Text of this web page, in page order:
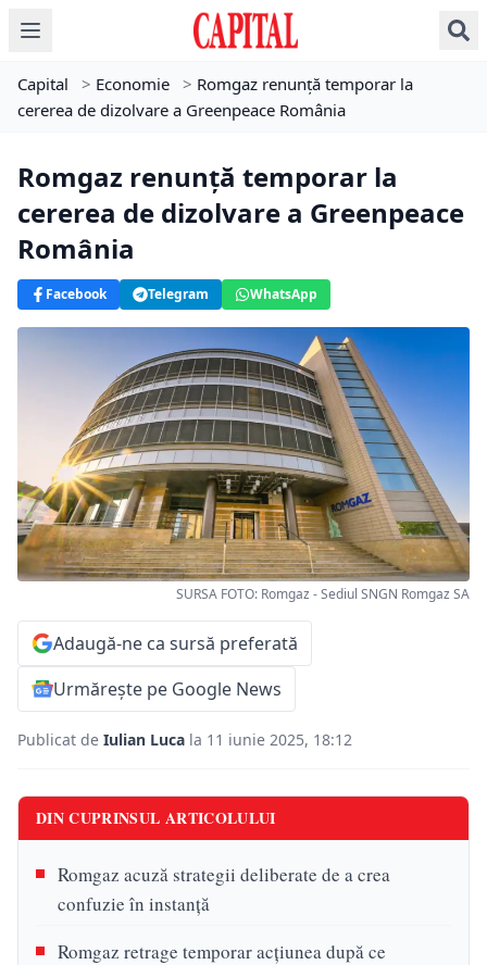
Capital > Economie > Romgaz renunță temporar la
cererea de dizolvare a Greenpeace România
Romgaz renunță temporar la
cererea de dizolvare a Greenpeace
România
Facebook Telegram WhatsApp
SURSA FOTO: Romgaz - Sediul SNGN Romgaz SA
Adaugă-ne ca sursă preferată
Urmărește pe Google News
Publicat de Iulian Luca la 11 iunie 2025, 18:12
DIN CUPRINSUL ARTICOLULUI
Romgaz acuză strategii deliberate de a crea
confuzie în instanță
Romgaz retrage temporar acțiunea după ce